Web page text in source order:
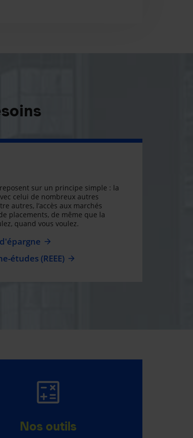
sur un principe simple : la
celui de nombreux autres
autres, l’accès aux marchés
placements, de même que la
quand vous voulez.
études (REEE)
Nos outils